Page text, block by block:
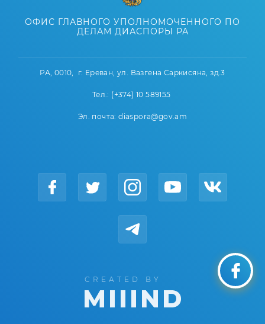
ОФИС ГЛАВНОГО УПОЛНОМОЧЕННОГО ПО
ДЕЛАМ ДИАСПОРЫ РА
РА, 0010, г. Ереван, ул. Вазгена Саркисяна, зд.3
Тел.: (+374) 10 589155
Эл. почта: diaspora@gov.am
CREATED BY